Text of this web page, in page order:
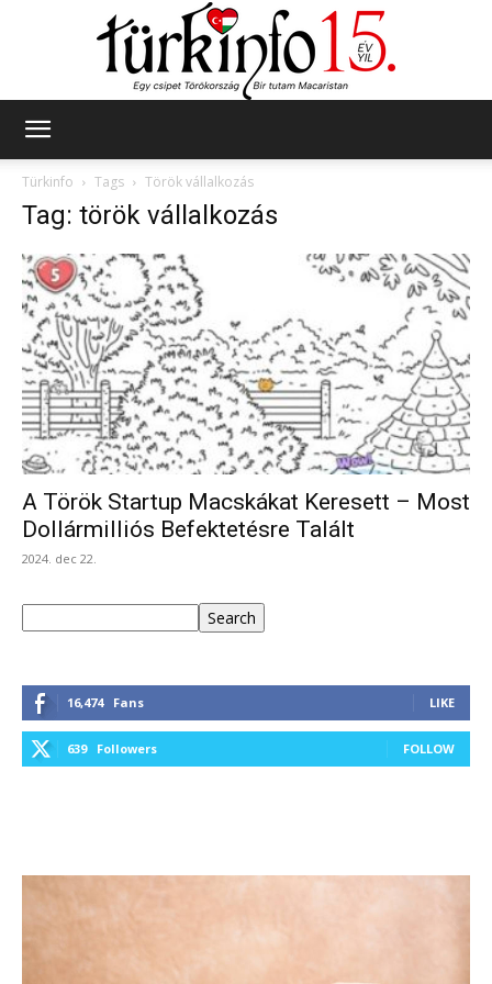
Türkinfo
Tags Török vállalkozás
Tag: török vállalkozás
A Török Startup Macskákat Keresett – Most
Dollármilliós Befektetésre Talált
2024. dec 22.
Search
16,474 Fans LIKE
639 Followers FOLLOW